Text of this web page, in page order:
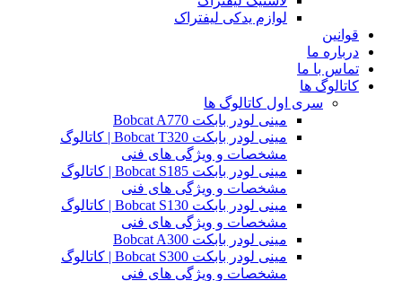
لوازم یدکی لیفتراک
قوانین
درباره ما
تماس با ما
کاتالوگ ها
سری اول کاتالوگ ها
مینی لودر بابکت Bobcat A770
مینی لودر بابکت Bobcat T320 | کاتالوگ
مشخصات و ویژگی های فنی
مینی لودر بابکت Bobcat S185 | کاتالوگ
مشخصات و ویژگی های فنی
مینی لودر بابکت Bobcat S130 | کاتالوگ
مشخصات و ویژگی های فنی
مینی لودر بابکت Bobcat A300
مینی لودر بابکت Bobcat S300 | کاتالوگ
مشخصات و ویژگی های فنی